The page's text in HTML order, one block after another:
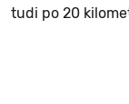
tudi po 20